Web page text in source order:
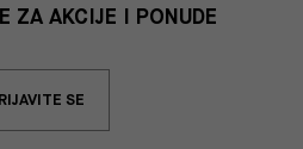
ZA AKCIJE I PONUDE
SE